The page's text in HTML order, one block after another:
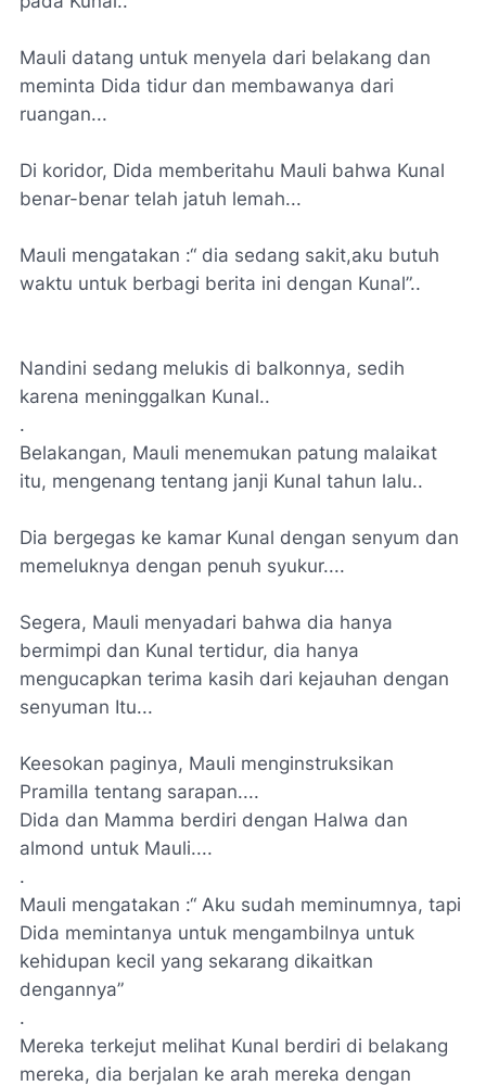
Mauli datang untuk menyela dari belakang dan
meminta Dida tidur dan membawanya dari
ruangan...
Di koridor, Dida memberitahu Mauli bahwa Kunal
benar-benar telah jatuh lemah...
Mauli mengatakan :“ dia sedang sakit,aku butuh
waktu untuk berbagi berita ini dengan Kunal”..
Nandini sedang melukis di balkonnya, sedih
karena meninggalkan Kunal..
.
Belakangan, Mauli menemukan patung malaikat
itu, mengenang tentang janji Kunal tahun lalu..
Dia bergegas ke kamar Kunal dengan senyum dan
memeluknya dengan penuh syukur....
Segera, Mauli menyadari bahwa dia hanya
bermimpi dan Kunal tertidur, dia hanya
mengucapkan terima kasih dari kejauhan dengan
senyuman Itu...
Keesokan paginya, Mauli menginstruksikan
Pramilla tentang sarapan....
Dida dan Mamma berdiri dengan Halwa dan
almond untuk Mauli....
.
Mauli mengatakan :“ Aku sudah meminumnya, tapi
Dida memintanya untuk mengambilnya untuk
kehidupan kecil yang sekarang dikaitkan
dengannya”
.
Mereka terkejut melihat Kunal berdiri di belakang
mereka, dia berjalan ke arah mereka dengan